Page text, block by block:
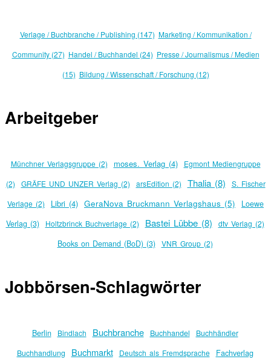
Verlage / Buchbranche / Publishing (147) Marketing / Kommunikation /
Community (27) Handel / Buchhandel (24) Presse / Journalismus / Medien
(15) Bildung / Wissenschaft / Forschung (12)
Arbeitgeber
Münchner Verlagsgruppe (2) moses. Verlag (4)
Egmont Mediengruppe
(2)
GRÄFE UND UNZER Verlag (2) arsEdition (2) Thalia (8)
S. Fischer
Verlage (2)
Libri (4) GeraNova Bruckmann Verlagshaus (5)
Loewe
Verlag (3)
Holtzbrinck Buchverlage (2) Bastei Lübbe (8) dtv Verlag (2)
Books on Demand (BoD) (3) VNR Group (2)
Jobbörsen-Schlagwörter
Berlin Bindlach Buchbranche Buchhandel
Buchhändler
Buchhandlung
Buchmarkt Deutsch als Fremdsprache Fachverlag